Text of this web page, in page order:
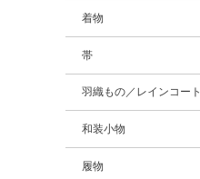
着物
帯
羽織もの／レインコート
和装小物
履物